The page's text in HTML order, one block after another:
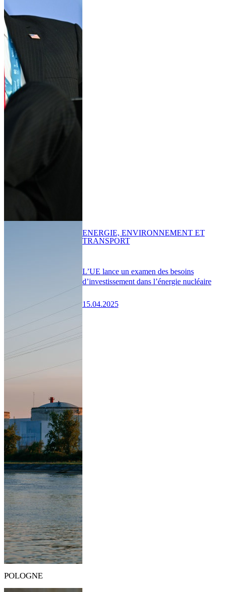
L’UE lance un examen des besoins
d’investissement dans l’énergie nucléaire
15.04.2025
ENERGIE, ENVIRONNEMENT ET
TRANSPORT
POLOGNE